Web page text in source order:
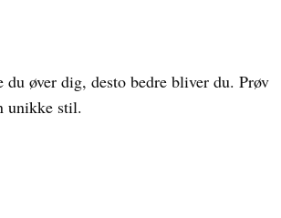
øver dig, desto bedre bliver du. Prøv
unikke stil.